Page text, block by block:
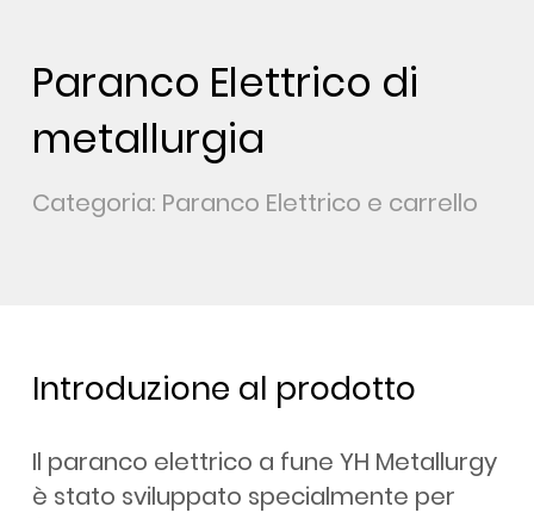
Paranco Elettrico di
metallurgia
Categoria: Paranco Elettrico e carrello
Introduzione al prodotto
Il paranco elettrico a fune YH Metallurgy
è stato sviluppato specialmente per